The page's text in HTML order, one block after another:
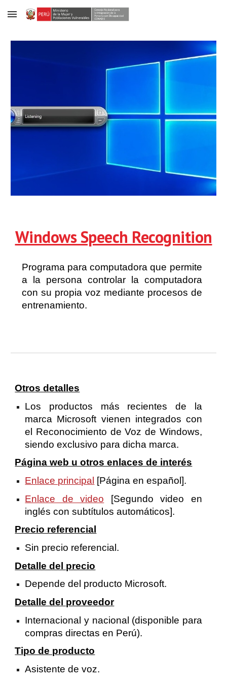
Skip to main content
Windows Speech Recognition
Programa para computadora que permite
a la persona controlar la computadora
con su propia voz mediante procesos de
entrenamiento.
Otros detalles
Los productos más recientes de la
marca Microsoft vienen integrados con
el Reconocimiento de Voz de Windows,
siendo exclusivo para dicha marca.
Página web u otros enlaces de interés
Enlace principal
[Página en español].
Enlace de video [Segundo video en
inglés con subtítulos automáticos].
Precio referencial
Sin precio referencial.
Detalle del precio
Depende del producto Microsoft.
Detalle del proveedor
Internacional y nacional (disponible para
compras directas en Perú).
Tipo de producto
Asistente de voz.